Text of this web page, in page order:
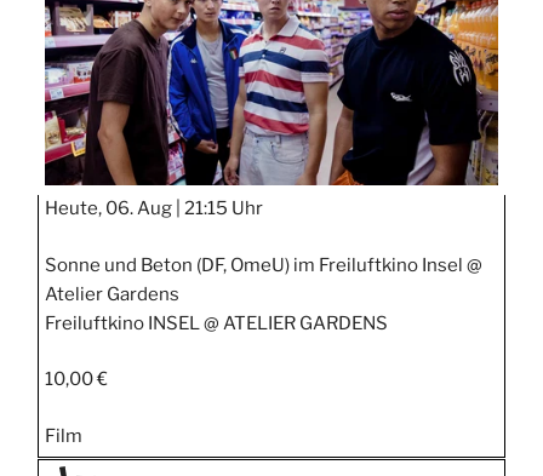
Heute, 06. Aug | 21:15 Uhr
Sonne und Beton (DF, OmeU) im Freiluftkino Insel @
Atelier Gardens
Freiluftkino INSEL @ ATELIER GARDENS
10,00 €
Film